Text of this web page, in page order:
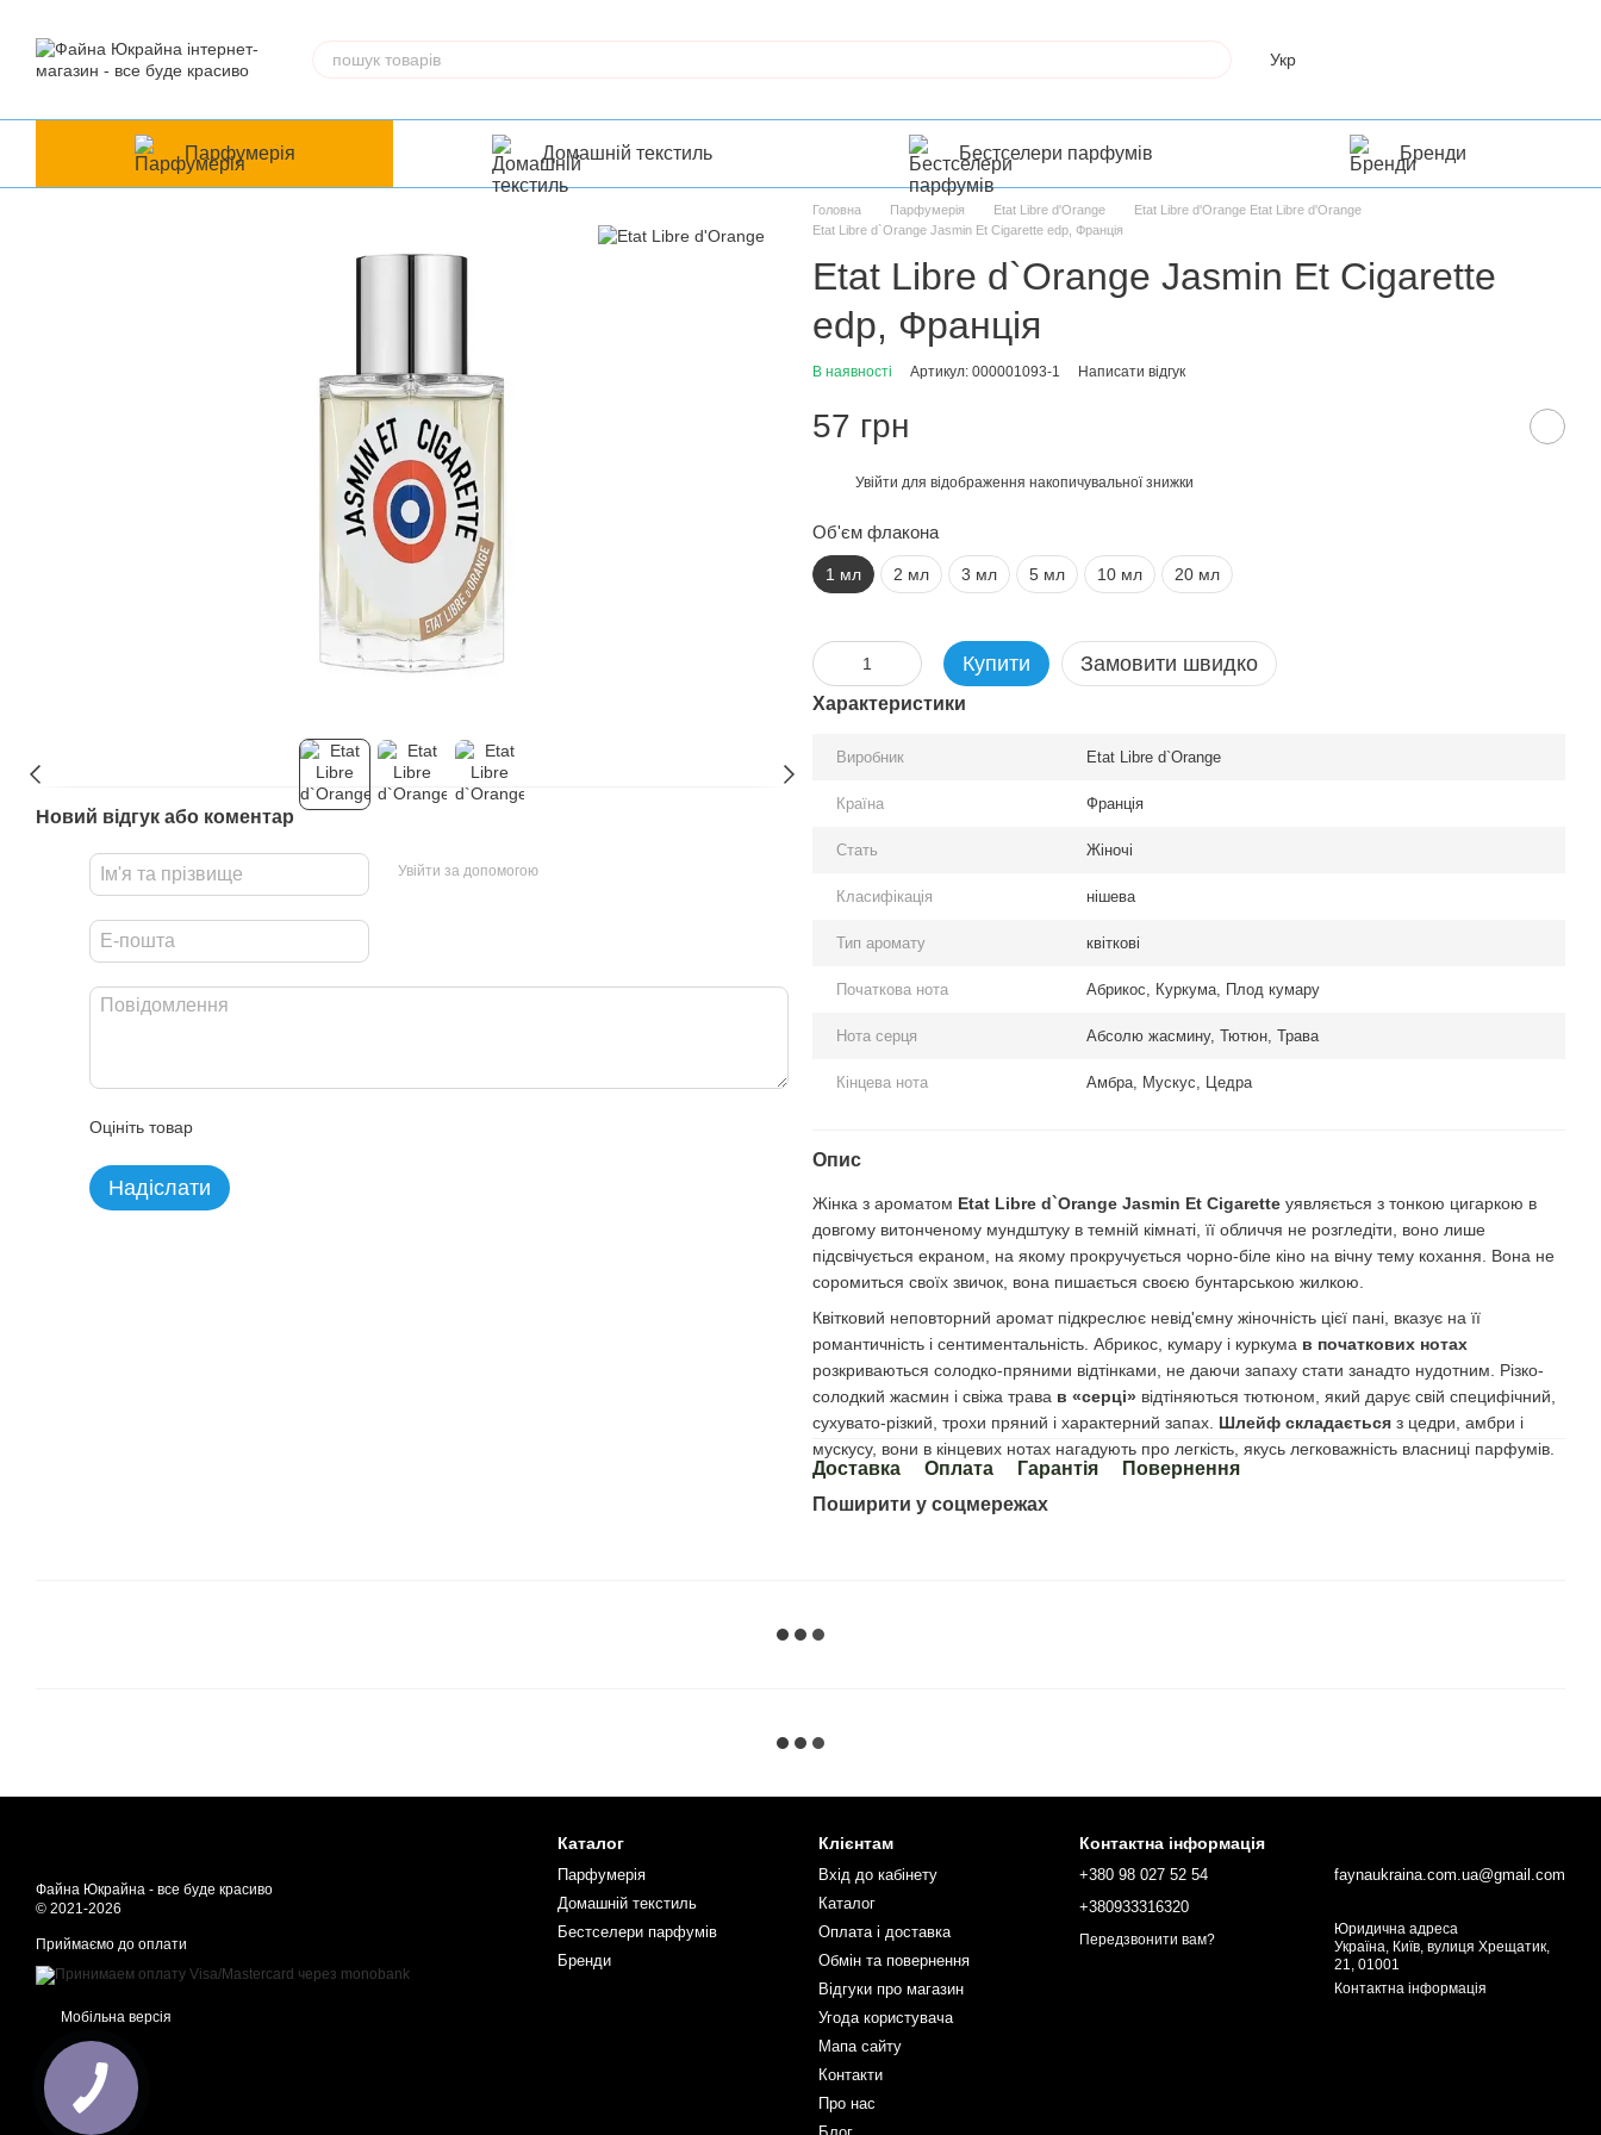
Укр
Парфумерія Домашній текстиль Бестселери парфумів Бренди
Новий відгук або коментар
Увійти за допомогою
Оцініть товар
Надіслати
Головна Парфумерія Etat Libre d'Orange
Etat Libre d'Orange Etat Libre d'Orange
Etat Libre d`Orange Jasmin Et Cigarette edp, Франція
Etat Libre d`Orange Jasmin Et Cigarette
edp, Франція
В наявності Артикул: 000001093-1 Написати відгук
57 грн
Увійти для відображення накопичувальної знижки
Об'єм флакона
1 мл 2 мл 3 мл 5 мл 10 мл 20 мл
Купити Замовити швидко
Характеристики
Виробник Etat Libre d`Orange
Країна Франція
Стать Жіночі
Класифікація нішева
Тип аромату квіткові
Початкова нота Абрикос, Куркума, Плод кумару
Нота серця Абсолю жасмину, Тютюн, Трава
Кінцева нота Амбра, Мускус, Цедра
Опис
Жінка з ароматом Etat Libre d`Orange Jasmin Et Cigarette уявляється з тонкою цигаркою в
довгому витонченому мундштуку в темній кімнаті, її обличчя не розгледіти, воно лише
підсвічується екраном, на якому прокручується чорно-біле кіно на вічну тему кохання. Вона не
соромиться своїх звичок, вона пишається своєю бунтарською жилкою.
Квітковий неповторний аромат підкреслює невід'ємну жіночність цієї пані, вказує на її
романтичність і сентиментальність. Абрикос, кумару і куркума в початкових нотах
розкриваються солодко-пряними відтінками, не даючи запаху стати занадто нудотним. Різко-
солодкий жасмин і свіжа трава в «серці» відтіняються тютюном, який дарує свій специфічний,
сухувато-різкий, трохи пряний і характерний запах. Шлейф складається з цедри, амбри і
мускусу, вони в кінцевих нотах нагадують про легкість, якусь легковажність власниці парфумів.
Доставка Оплата Гарантія
Повернення
Поширити у соцмережах
Файна Юкрайна - все буде красиво
© 2021-2026
Приймаємо до оплати
Мобільна версія
Каталог
Парфумерія
Домашній текстиль
Бестселери парфумів
Бренди
Клієнтам
Вхід до кабінету
Каталог
Оплата і доставка
Обмін та повернення
Відгуки про магазин
Угода користувача
Мапа сайту
Контакти
Про нас
Контактна інформація
+380 98 027 52 54
+380933316320
Передзвонити вам?
faynaukraina.com.ua@gmail.com
Юридична адреса
Україна, Київ, вулиця Хрещатик,
21, 01001
Контактна інформація